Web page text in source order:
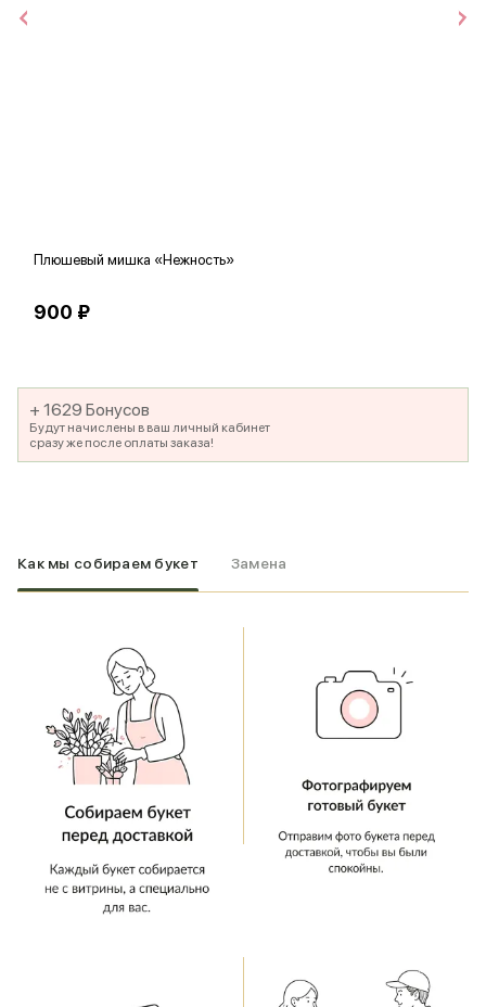
Плюшевый мишка «Нежность»
900 ₽
+ 1629 Бонусов
Будут начислены в ваш личный кабинет
сразу же после оплаты заказа!
Как мы собираем букет Замена